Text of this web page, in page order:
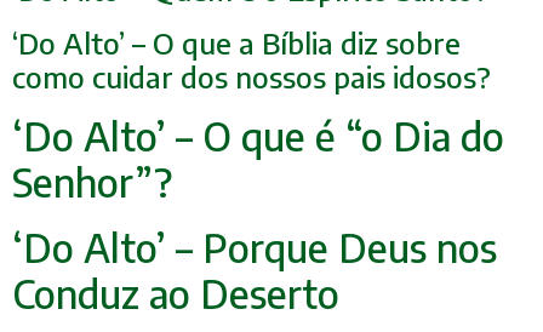
‘Do Alto’ – O que a Bíblia diz sobre
como cuidar dos nossos pais idosos?
‘Do Alto’ – O que é “o Dia do
Senhor”?
‘Do Alto’ – Porque Deus nos
Conduz ao Deserto